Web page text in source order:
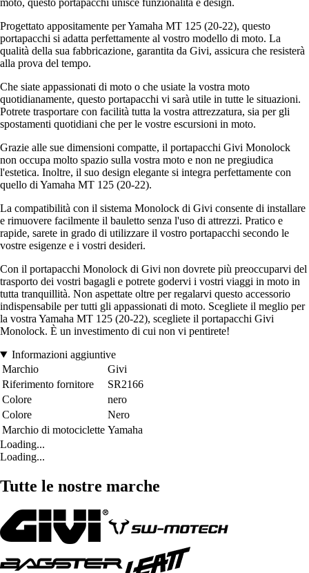
moto, questo portapacchi unisce funzionalità e design.
Progettato appositamente per Yamaha MT 125 (20-22), questo
portapacchi si adatta perfettamente al vostro modello di moto. La
qualità della sua fabbricazione, garantita da Givi, assicura che resisterà
alla prova del tempo.
Che siate appassionati di moto o che usiate la vostra moto
quotidianamente, questo portapacchi vi sarà utile in tutte le situazioni.
Potrete trasportare con facilità tutta la vostra attrezzatura, sia per gli
spostamenti quotidiani che per le vostre escursioni in moto.
Grazie alle sue dimensioni compatte, il portapacchi Givi Monolock
non occupa molto spazio sulla vostra moto e non ne pregiudica
l'estetica. Inoltre, il suo design elegante si integra perfettamente con
quello di Yamaha MT 125 (20-22).
La compatibilità con il sistema Monolock di Givi consente di installare
e rimuovere facilmente il bauletto senza l'uso di attrezzi. Pratico e
rapide, sarete in grado di utilizzare il vostro portapacchi secondo le
vostre esigenze e i vostri desideri.
Con il portapacchi Monolock di Givi non dovrete più preoccuparvi del
trasporto dei vostri bagagli e potrete godervi i vostri viaggi in moto in
tutta tranquillità. Non aspettate oltre per regalarvi questo accessorio
indispensabile per tutti gli appassionati di moto. Scegliete il meglio per
la vostra Yamaha MT 125 (20-22), scegliete il portapacchi Givi
Monolock. È un investimento di cui non vi pentirete!
Informazioni aggiuntive
Marchio
Givi
Riferimento fornitore
SR2166
Colore
nero
Colore
Nero
Marchio di motociclette Yamaha
Loading...
Loading...
Tutte le nostre marche